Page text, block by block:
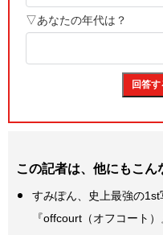
この記者は、他にもこ
すみぽん、史上最強の
『offcourt（オフコート）